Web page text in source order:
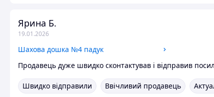
Ярина Б.
19.01.2026
Шахова дошка №4 падук
Продавець дуже швидко сконтактував і відправив
Швидко відправили Ввічливий продавець